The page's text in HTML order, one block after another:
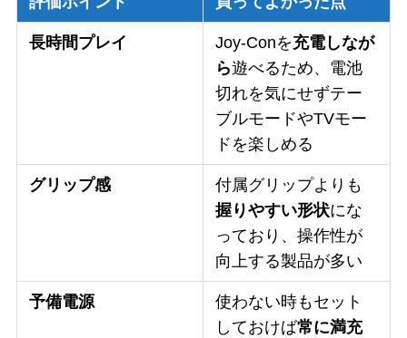
長時間プレイ Joy-Conを充電しなが
ら遊べるため、電池
切れを気にせずテー
ブルモードやTVモー
ドを楽しめる
グリップ感
付属グリップよりも
握りやすい形状にな
っており、操作性が
向上する製品が多い
予備電源
使わない時もセット
しておけば常に満充